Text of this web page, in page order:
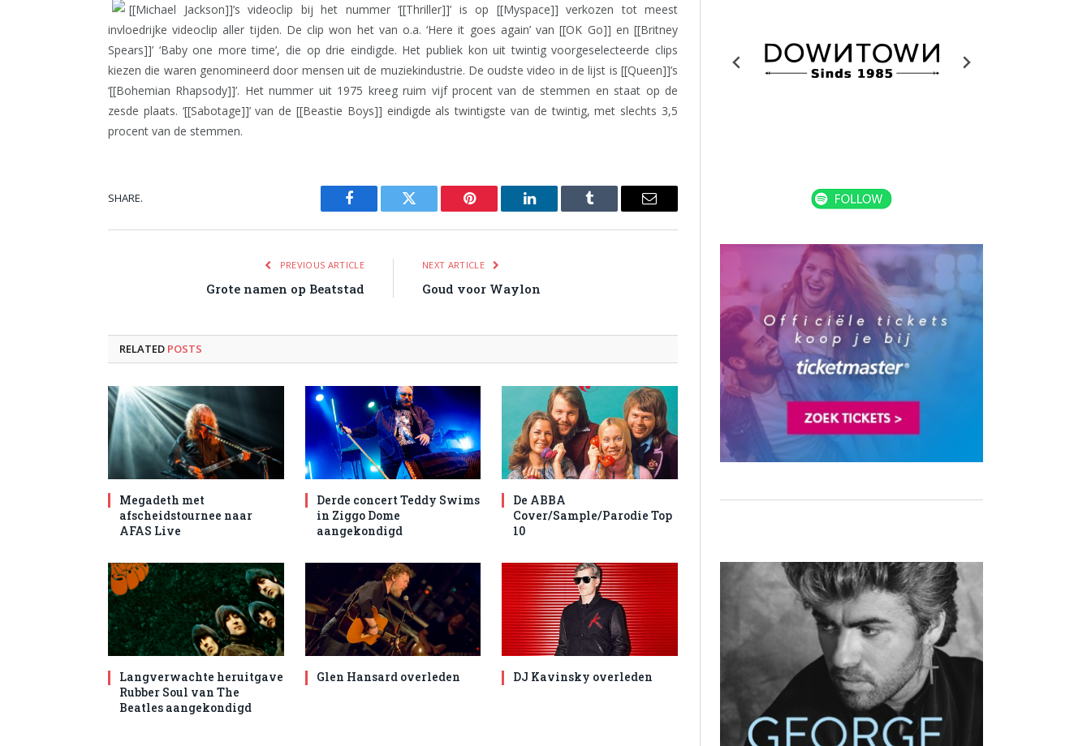
[[Michael Jackson]]’s videoclip bij het nummer ‘[[Thriller]]’ is op [[Myspace]] verkozen tot meest
invloedrijke videoclip aller tijden. De clip won het van o.a. ‘Here it goes again’ van [[OK Go]] en [[Britney
Spears]]’ ‘Baby one more time’, die op drie eindigde. Het publiek kon uit twintig voorgeselecteerde clips
kiezen die waren genomineerd door mensen uit de muziekindustrie. De oudste video in de lijst is [[Queen]]’s
‘[[Bohemian Rhapsody]]’. Het nummer uit 1975 kreeg ruim vijf procent van de stemmen en staat op de
zesde plaats. ‘[[Sabotage]]’ van de [[Beastie Boys]] eindigde als twintigste van de twintig, met slechts 3,5
procent van de stemmen.
SHARE.
Facebook Twitter Pinterest LinkedIn Tumblr Email
PREVIOUS ARTICLE
Grote namen op Beatstad
NEXT ARTICLE
Goud voor Waylon
RELATED POSTS
Megadeth met
afscheidstournee naar
AFAS Live
Derde concert Teddy Swims
in Ziggo Dome
aangekondigd
De ABBA
Cover/Sample/Parodie Top
10
Langverwachte heruitgave
Rubber Soul van The
Beatles aangekondigd
Glen Hansard overleden DJ Kavinsky overleden